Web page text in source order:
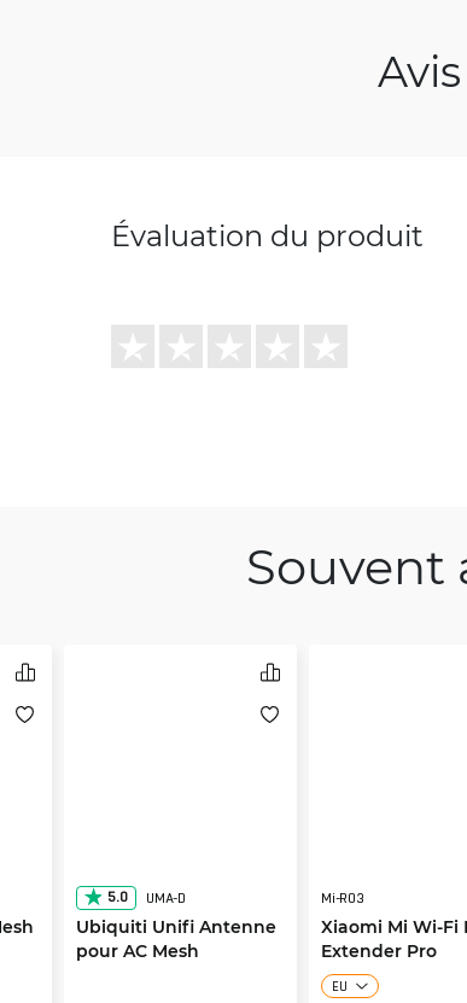
Évaluation du produit
Souvent
5.0 UMA-D
Ubiquiti Unifi Antenne
pour AC Mesh
Mi-R03
Xiaomi Mi Wi-Fi
Extender Pro
EU